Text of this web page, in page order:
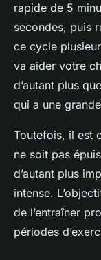
rapide de 5
secondes, puis
ce cycle
va aider votre
d’autant plus
qui a une
Toutefois, il est
ne soit pas
d’autant plus
intense.
de l’entraîner
périodes